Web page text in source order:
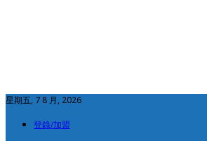
星期五, 7 8 月, 2026
登錄/加盟